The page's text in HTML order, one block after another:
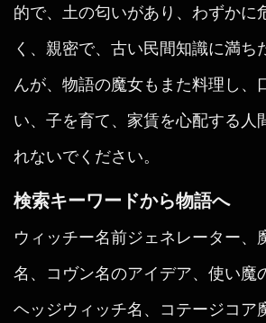
的で、土の匂いがあり、わずかに
く、親密で、古い民間知識に満ち
んが、物語の魔女もまた料理し、
い、子を育て、家賃を心配する人
れないでください。
検索キーワードから物語へ
ウィッチー名前ジェネレーター、
名、コヴン名のアイデア、使い魔
ヘッジウィッチ名、コテージコア